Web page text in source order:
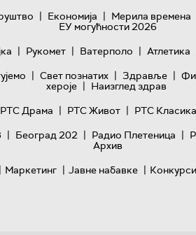
| Економија | Мерила времена
ЕУ могућности 2026
| Рукомет | Ватерполо | Атлетика
| Свет познатих | Здравље |
хероје | Наизглед здрав
РТС Драма | РТС Живот | РТС Класика
| Београд 202 | Радио Плетеница |
Архив
| Маркетинг | Јавне набавке | Конкурси